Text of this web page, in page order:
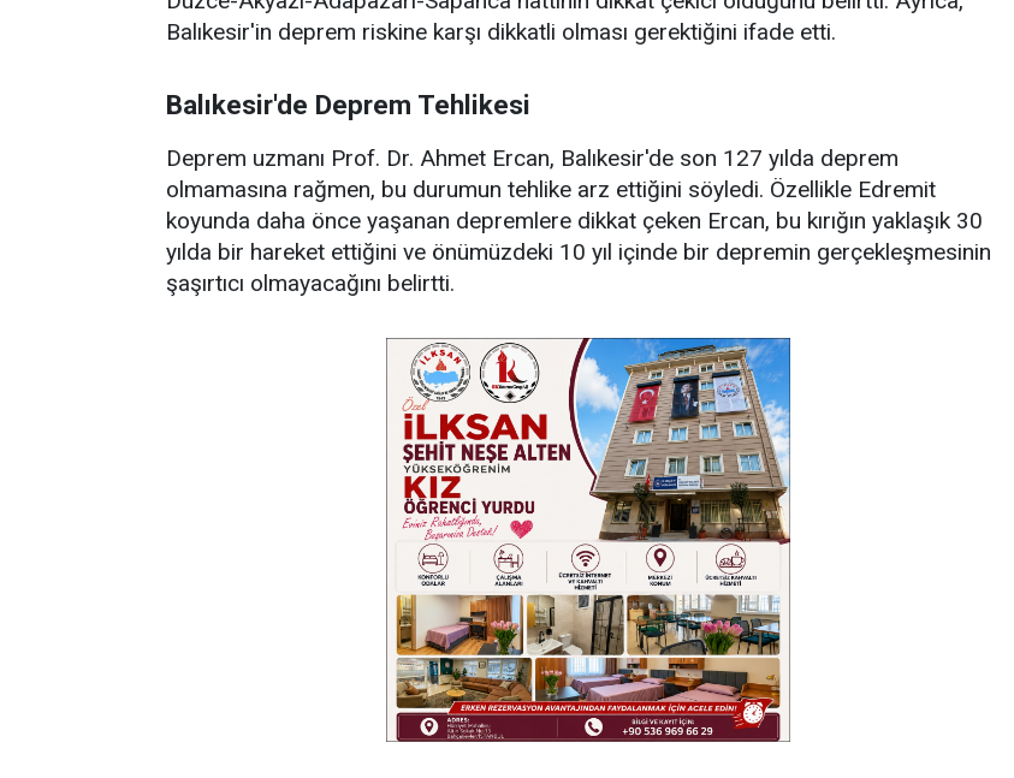
Balıkesir'in deprem riskine karşı dikkatli olması gerektiğini ifade etti.
Balıkesir'de Deprem Tehlikesi
Deprem uzmanı Prof. Dr. Ahmet Ercan, Balıkesir'de son 127 yılda deprem
olmamasına rağmen, bu durumun tehlike arz ettiğini söyledi. Özellikle Edremit
koyunda daha önce yaşanan depremlere dikkat çeken Ercan, bu kırığın yaklaşık 30
yılda bir hareket ettiğini ve önümüzdeki 10 yıl içinde bir depremin gerçekleşmesinin
şaşırtıcı olmayacağını belirtti.